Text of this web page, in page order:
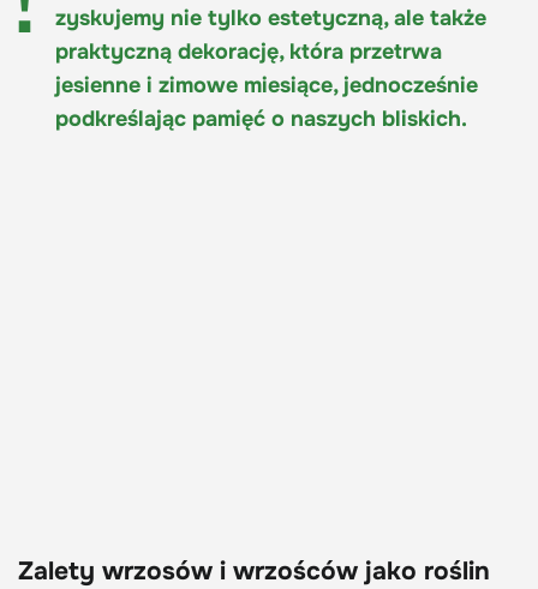
zyskujemy nie tylko estetyczną, ale także
praktyczną dekorację, która przetrwa
jesienne i zimowe miesiące, jednocześnie
podkreślając pamięć o naszych bliskich.
Zalety wrzosów i wrzośców jako roślin